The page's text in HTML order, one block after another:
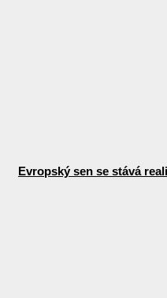
Evropský sen se stává